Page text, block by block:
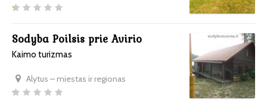
Sodyba Poilsis prie Avirio
Kaimo turizmas
Alytus – miestas ir regionas